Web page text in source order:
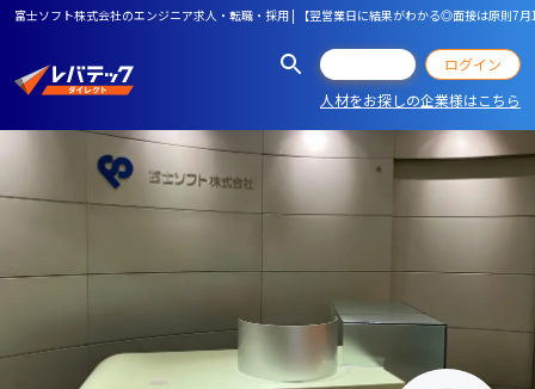
富士ソフト株式会社のエンジニア求人・転職・採用 | 【翌営業日に結果がわかる◎面接は原則7
ログイン
人材をお探しの企業様はこちら